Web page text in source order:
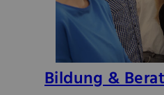
Bildung &